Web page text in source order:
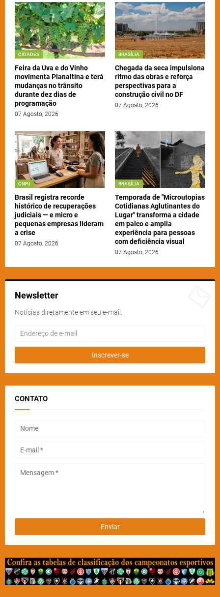
CIDADES
Feira da Uva e do Vinho
movimenta Planaltina e terá
mudanças no trânsito
durante dez dias de
programação
07 Agosto, 2026
BRASÍLIA
Chegada da seca impulsiona
ritmo das obras e reforça
perspectivas para a
construção civil no DF
07 Agosto, 2026
CNPJ
Brasil registra recorde
histórico de recuperações
judiciais — e micro e
pequenas empresas lideram
a crise
07 Agosto, 2026
BRASÍLIA
Temporada de "Microutopias
Cotidianas Aglutinantes do
Lugar" transforma a cidade
em palco e amplia
experiência para pessoas
com deficiência visual
07 Agosto, 2026
Newsletter
Notícias diretamente em seu e-mail.
CONTATO